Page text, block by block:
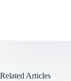
Related Articles